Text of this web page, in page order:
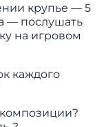
крупье — 5
— послушать
на игровом
каждого